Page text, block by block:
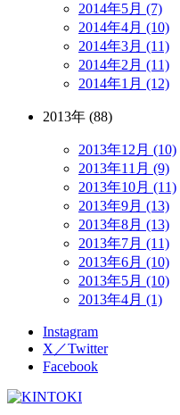
2014年5月 (7)
2014年4月 (10)
2014年3月 (11)
2014年2月 (11)
2014年1月 (12)
2013年 (88)
2013年12月 (10)
2013年11月 (9)
2013年10月 (11)
2013年9月 (13)
2013年8月 (13)
2013年7月 (11)
2013年6月 (10)
2013年5月 (10)
2013年4月 (1)
Instagram
X／Twitter
Facebook